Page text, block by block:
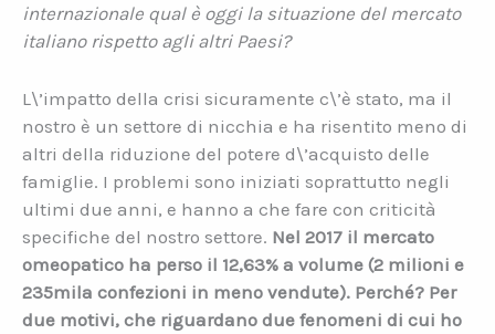
internazionale qual è oggi la situazione del mercato
italiano rispetto agli altri Paesi?
L\’impatto della crisi sicuramente c\’è stato, ma il
nostro è un settore di nicchia e ha risentito meno di
altri della riduzione del potere d\’acquisto delle
famiglie. I problemi sono iniziati soprattutto negli
ultimi due anni, e hanno a che fare con criticità
specifiche del nostro settore. Nel 2017 il mercato
omeopatico ha perso il 12,63% a volume (2 milioni e
235mila confezioni in meno vendute). Perché? Per
due motivi, che riguardano due fenomeni di cui ho